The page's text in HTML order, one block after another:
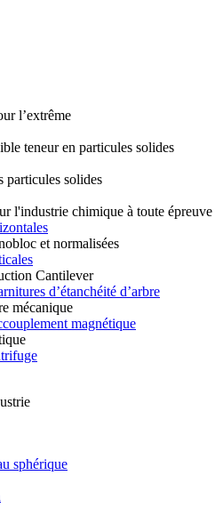
l’extrême
teneur en particules solides
particules solides
l'industrie chimique à toute épreuve
et normalisées
Cantilever
d’étanchéité d’arbre
mécanique
magnétique
sphérique